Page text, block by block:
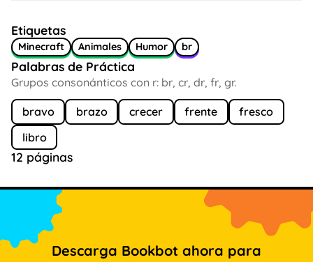
Etiquetas
Minecraft Animales Humor br
Palabras de Práctica
Grupos consonánticos con r: br, cr, dr, fr, gr.
bravo brazo crecer frente
fresco
libro
12 páginas
Descarga Bookbot ahora para